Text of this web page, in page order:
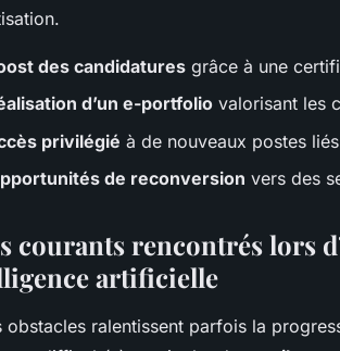
des candidatures grâce à une
d’un e-portfolio valorisant les
privilégié à de nouveaux postes
de reconversion vers des
courants rencontrés lors
artificielle
obstacles ralentissent parfois la